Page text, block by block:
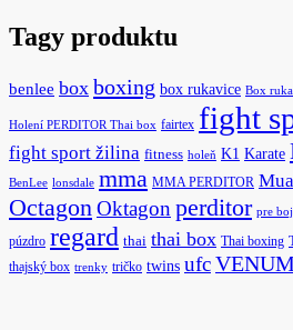
Tagy produktu
benlee box boxing box rukavice Box
Holení PERDITOR Thai box fairtex fight
fight sport žilina fitness holeň K1 Karate
BenLee lonsdale mma MMA PERDITOR
Octagon Oktagon perditor pre
púzdro regard thai thai box Thai boxing
thajský box trenky tričko twins ufc